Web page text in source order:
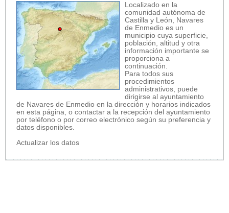
Localizado en la
comunidad autónoma de
Castilla y León, Navares
de Enmedio es un
municipio cuya superficie,
población, altitud y otra
información importante se
proporciona a
continuación.
Para todos sus
procedimientos
administrativos, puede
dirigirse al ayuntamiento
de Navares de Enmedio en la dirección y horarios indicados
en esta página, o contactar a la recepción del ayuntamiento
por teléfono o por correo electrónico según su preferencia y
datos disponibles.
Actualizar los datos